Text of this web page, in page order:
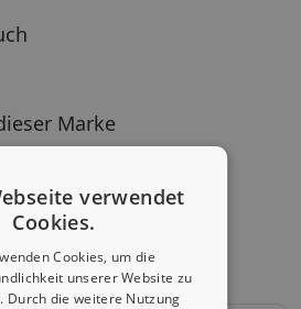
Marke
verwendet
Cookies.
Cookies, um die
unserer Website zu
Durch die weitere Nutzung